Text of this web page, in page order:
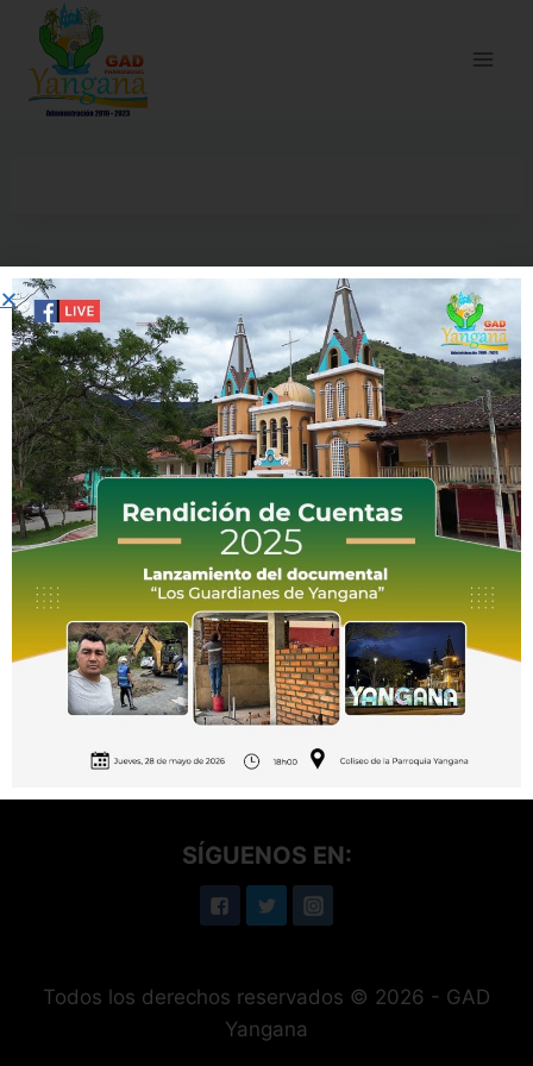
Telefonos: (07) 2199062 / 0992111914
Correo Electrónico: gadyangana@gmail.com
Dirección: Arsenio Castillo y Luis Felipe Luzuriaga
SÍGUENOS EN:
Todos los derechos reservados © 2026 - GAD
Yangana